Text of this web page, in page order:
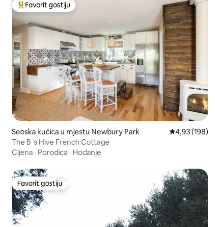
Glavni favorit gostiju
Favorit gostiju
Seoska kućica u mjestu Newbury Park Prosječna
4,93 (198)
The B 's Hive French Cottage
Cijena · Porodica · Hodanje
Favorit gostiju
Favorit gostiju